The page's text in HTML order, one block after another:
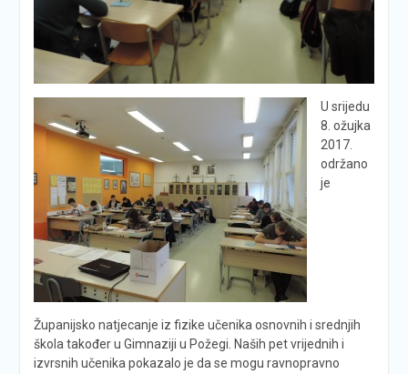
U srijedu
8. ožujka
2017.
održano
je
Županijsko natjecanje iz fizike učenika osnovnih i srednjih
škola također u Gimnaziji u Požegi. Naših pet vrijednih i
izvrsnih učenika pokazalo je da se mogu ravnopravno